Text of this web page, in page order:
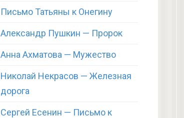
Письмо Татьяны к Онегину
Александр Пушкин — Пророк
Анна Ахматова — Мужество
Николай Некрасов — Железная
дорога
Сергей Есенин — Письмо к